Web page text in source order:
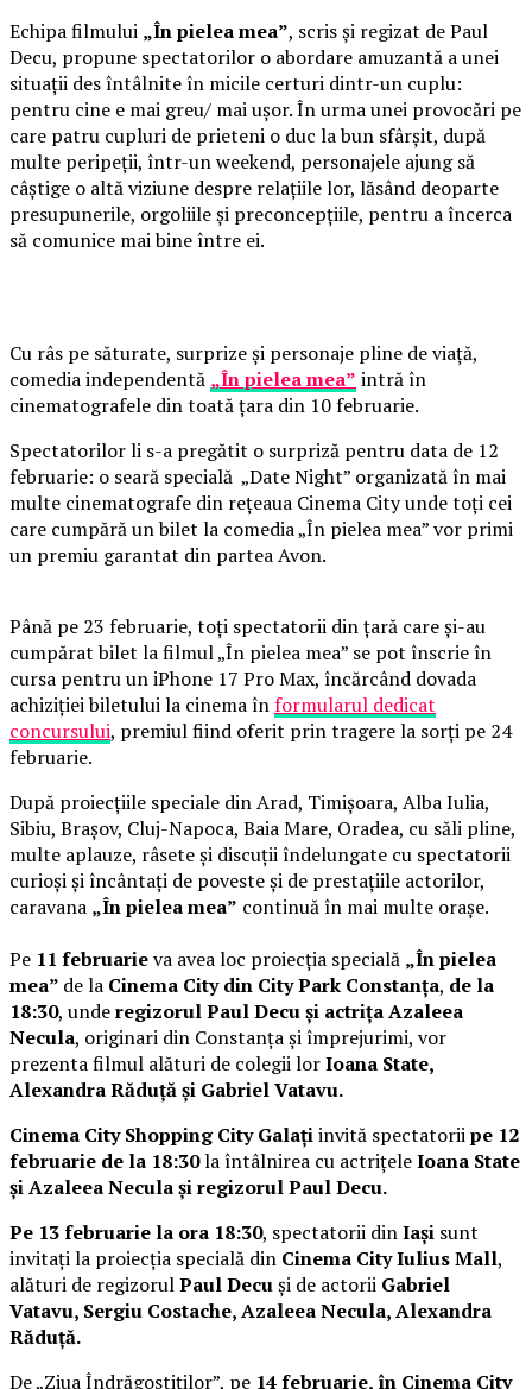
Echipa filmului „În pielea mea”, scris și regizat de Paul
Decu, propune spectatorilor o abordare amuzantă a unei
situații des întâlnite în micile certuri dintr-un cuplu:
pentru cine e mai greu/ mai ușor. În urma unei provocări pe
care patru cupluri de prieteni o duc la bun sfârșit, după
multe peripeții, într-un weekend, personajele ajung să
câștige o altă viziune despre relațiile lor, lăsând deoparte
presupunerile, orgoliile și preconcepțiile, pentru a încerca
să comunice mai bine între ei.
Cu râs pe săturate, surprize și personaje pline de viață,
comedia independentă „În pielea mea” intră în
cinematografele din toată țara din 10 februarie.
Spectatorilor li s-a pregătit o surpriză pentru data de 12
februarie: o seară specială „Date Night” organizată în mai
multe cinematografe din rețeaua Cinema City unde toți cei
care cumpără un bilet la comedia „În pielea mea” vor primi
un premiu garantat din partea Avon.
Până pe 23 februarie, toți spectatorii din țară care și-au
cumpărat bilet la filmul „În pielea mea” se pot înscrie în
cursa pentru un iPhone 17 Pro Max, încărcând dovada
achiziției biletului la cinema înformularul dedicat
concursului, premiul fiind oferit prin tragere la sorți pe 24
februarie.
După proiecțiile speciale din Arad, Timișoara, Alba Iulia,
Sibiu, Brașov, Cluj-Napoca, Baia Mare, Oradea, cu săli pline,
multe aplauze, râsete și discuții îndelungate cu spectatorii
curioși și încântați de poveste și de prestațiile actorilor,
caravana „În pielea mea” continuă în mai multe orașe.
Pe 11 februarieva avea loc proiecția specială „În pielea
mea” de la Cinema City din City Park Constanța, de la
18:30, underegizorul Paul Decu și actrița Azaleea
Necula, originari din Constanța și împrejurimi, vor
prezenta filmul alături de colegii lorIoana State,
Alexandra Răduță și Gabriel Vatavu.
Cinema City Shopping City Galațiinvită spectatoriipe 12
februarie de la 18:30la întâlnirea cu actrițeleIoana State
și Azaleea Necula și regizorul Paul Decu.
Pe 13 februarie la ora 18:30, spectatorii dinIași sunt
invitați la proiecția specială din Cinema City Iulius Mall,
alături de regizorulPaul Decuși de actorii Gabriel
Vatavu, Sergiu Costache, Azaleea Necula, Alexandra
Răduță.
De „Ziua Îndrăgostiților”, pe 14 februarie, în Cinema City